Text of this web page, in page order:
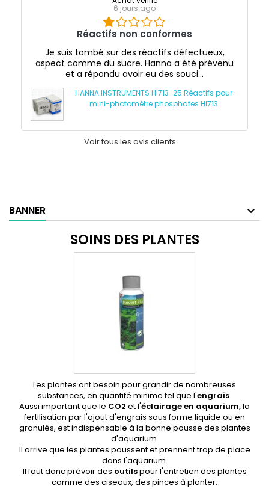
6 jours ago
Réactifs non conformes
Je suis tombé sur des réactifs défectueux,
aspect comme du sucre. Hanna a été prévenu
et a répondu avoir eu des souci...
HANNA INSTRUMENTS HI713-25 Réactifs pour
mini-photomètre phosphates HI713
Voir tous les avis clients
BANNER
SOINS DES PLANTES
Les plantes ont besoin pour grandir de nombreuses
substances, en quantité minime tel que l'engrais.
Aussi important que le CO2 et l'éclairage en aquarium,la
fertilisation par l'ajout d'engrais sous forme liquide ou en
granulés, est indispensable à la bonne pousse des plantes
d'aquarium.
Il arrive que les plantes poussent et prennent trop de place
dans l'aquarium.
Il faut donc prévoir des outilspour l'entretien des plantes
comme des ciseaux, des pinces à planter.